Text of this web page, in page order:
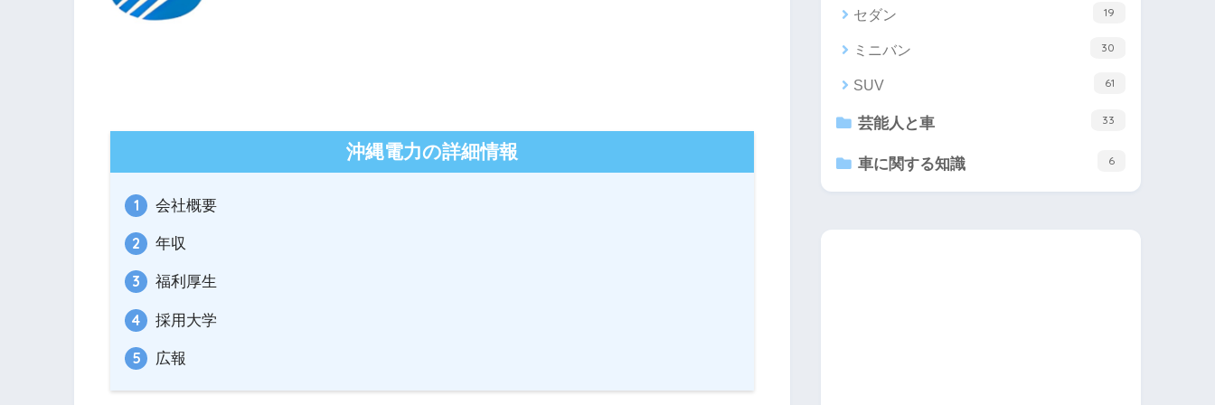
沖縄電力の詳細情報
会社概要
年収
福利厚生
採用大学
広報
セダン 19
ミニバン 30
SUV 61
芸能人と車 33
車に関する知識 6